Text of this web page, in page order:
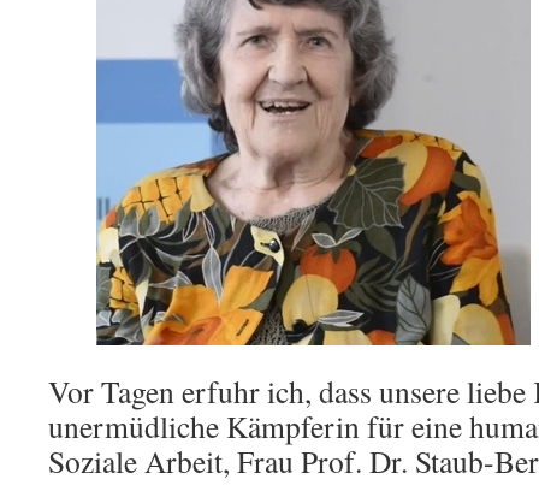
Vor Tagen erfuhr ich, dass unsere
unermüdliche Kämpferin für eine
Soziale Arbeit, Frau Prof. Dr. Staub-